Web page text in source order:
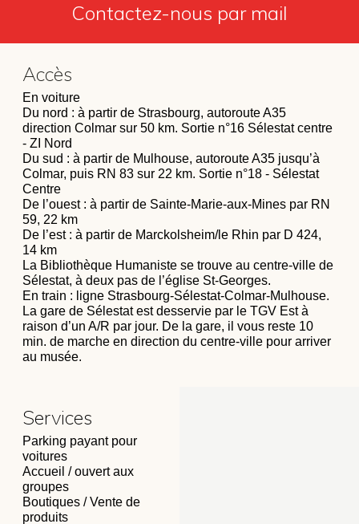
Contactez-nous par mail
Accès
En voiture
Du nord : à partir de Strasbourg, autoroute A35
direction Colmar sur 50 km. Sortie n°16 Sélestat centre
- ZI Nord
Du sud : à partir de Mulhouse, autoroute A35 jusqu’à
Colmar, puis RN 83 sur 22 km. Sortie n°18 - Sélestat
Centre
De l’ouest : à partir de Sainte-Marie-aux-Mines par RN
59, 22 km
De l’est : à partir de Marckolsheim/le Rhin par D 424,
14 km
La Bibliothèque Humaniste se trouve au centre-ville de
Sélestat, à deux pas de l’église St-Georges.
En train : ligne Strasbourg-Sélestat-Colmar-Mulhouse.
La gare de Sélestat est desservie par le TGV Est à
raison d’un A/R par jour. De la gare, il vous reste 10
min. de marche en direction du centre-ville pour arriver
au musée.
Services
Parking payant pour
voitures
Accueil / ouvert aux
groupes
Boutiques / Vente de
produits